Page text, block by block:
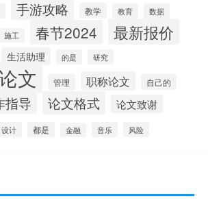
手游攻略 教学 教育 数据
施工 春节2024 最新报价
生活助理 的是 研究
文 管理 职称论文 自己的
指导 论文格式 论文致谢
设计 都是 金融 音乐 风险